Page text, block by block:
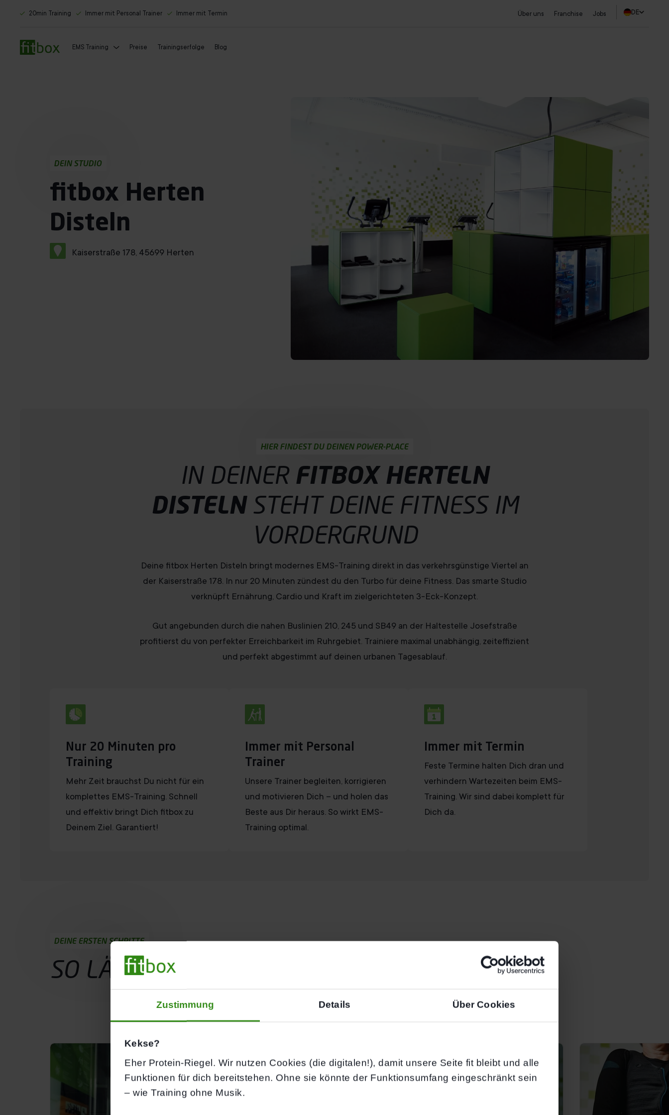
Zustimmung Details Über Cookies
Kekse?
Eher Protein-Riegel. Wir nutzen Cookies (die digitalen!), damit unsere Seite fit bleibt und alle
Funktionen für dich bereitstehen. Ohne sie könnte der Funktionsumfang eingeschränkt sein
– wie Training ohne Musik.
20min Training Immer mit Personal Trainer Immer mit Termin Über uns Franchise Jobs DE
EMS Training Preise Trainingserfolge Blog
DEIN STUDIO
fitbox Herten
Disteln
Kaiserstraße 178, 45699 Herten
HIER FINDEST DU DEINEN POWER-PLACE
IN DEINER FITBOX HERTELN
DISTELN STEHT DEINE FITNESSIM
VORDERGRUND
Deine fitbox Herten Disteln bringt modernes EMS-Training direkt in das verkehrsgünstige Viertel an
der Kaiserstraße 178. In nur 20 Minuten zündest du den Turbo für deine Fitness. Das smarte Studio
verknüpft Ernährung, Cardio und Kraft im zielgerichteten 3-Eck-Konzept.
Gut angebunden durch die nahen Buslinien 210, 245 und SB49 an der Haltestelle Josefstraße
profitierst du von perfekter Erreichbarkeit im Ruhrgebiet. Trainiere maximal unabhängig, zeiteffizient
und perfekt abgestimmt auf deinen urbanen Tagesablauf.
Nur 20 Minuten pro
Training
Mehr Zeit brauchst Du nicht für ein
komplettes EMS-Training. Schnell
und effektiv bringt Dich fitbox zu
Deinem Ziel. Garantiert!
Immer mit Personal
Trainer
Unsere Trainer begleiten, korrigieren
und motivieren Dich – und holen das
Beste aus Dir heraus. So wirkt EMS-
Training optimal.
Immer mit Termin
Feste Termine halten Dich dran und
verhindern Wartezeiten beim EMS-
Training. Wir sind dabei komplett für
Dich da.
DEINE ERSTEN SCHRITTE
SO LÄUFT DEIN PROBETRAINING